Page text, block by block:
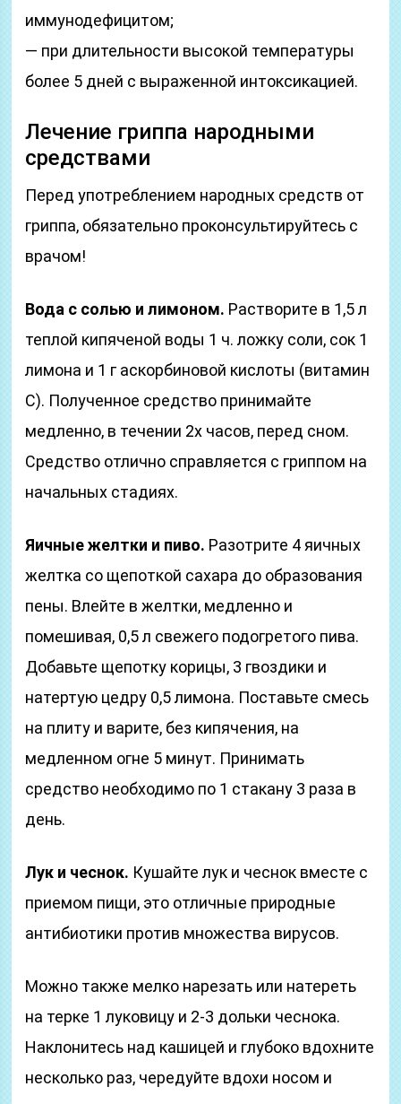
иммунодефицитом;
— при длительности высокой температуры
более 5 дней с выраженной интоксикацией.
Лечение гриппа народными
средствами
Перед употреблением народных средств от
гриппа, обязательно проконсультируйтесь с
врачом!
Вода с солью и лимоном. Растворите в 1,5 л
теплой кипяченой воды 1 ч. ложку соли, сок 1
лимона и 1 г аскорбиновой кислоты (витамин
С). Полученное средство принимайте
медленно, в течении 2х часов, перед сном.
Средство отлично справляется с гриппом на
начальных стадиях.
Яичные желтки и пиво. Разотрите 4 яичных
желтка со щепоткой сахара до образования
пены. Влейте в желтки, медленно и
помешивая, 0,5 л свежего подогретого пива.
Добавьте щепотку корицы, 3 гвоздики и
натертую цедру 0,5 лимона. Поставьте смесь
на плиту и варите, без кипячения, на
медленном огне 5 минут. Принимать
средство необходимо по 1 стакану 3 раза в
день.
Лук и чеснок. Кушайте лук и чеснок вместе с
приемом пищи, это отличные природные
антибиотики против множества вирусов.
Можно также мелко нарезать или натереть
на терке 1 луковицу и 2-3 дольки чеснока.
Наклонитесь над кашицей и глубоко вдохните
несколько раз, чередуйте вдохи носом и